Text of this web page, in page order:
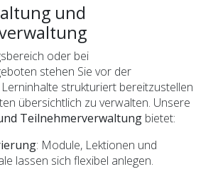
und
oder bei
stehen Sie vor der
strukturiert bereitzustellen
übersichtlich zu verwalten. Unsere
Teilnehmerverwaltung bietet:
: Module, Lektionen und
lassen sich flexibel anlegen.